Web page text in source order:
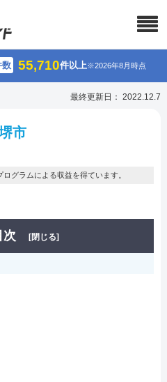
数 55,710件以上※2026年8月時点
最終更新日： 2022.12.7
市
グラムによる収益を得ています。
次 [閉じる]